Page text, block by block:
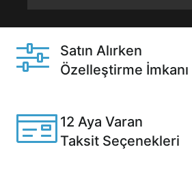
Satın Alırken
Özelleştirme İmkanı
12 Aya Varan
Taksit Seçenekleri